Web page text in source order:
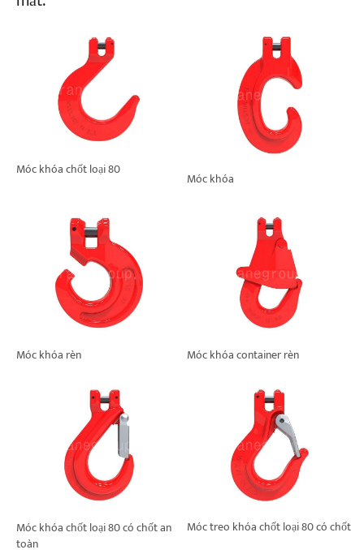
Móc khóa chốt loại 80
Móc khóa
Móc khóa rèn Móc khóa container rèn
Móc khóa chốt loại 80 có chốt an
toàn
Móc treo khóa chốt loại 80 có chốt